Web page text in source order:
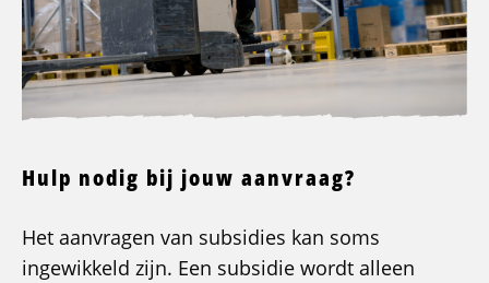
Hulp nodig bij jouw aanvraag?
Het aanvragen van subsidies kan soms
ingewikkeld zijn. Een subsidie wordt alleen